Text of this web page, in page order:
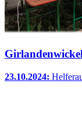
23.10.2024: